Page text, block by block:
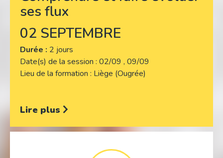
ses flux
02 SEPTEMBRE
Durée : 2 jours
Date(s) de la session 02/09 , 09/09
Lieu de la formation Liège (Ougrée)
Lire plus